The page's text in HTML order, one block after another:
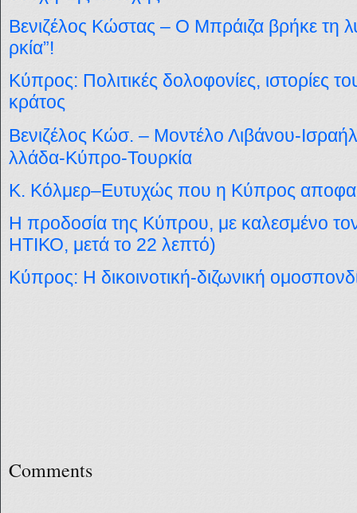
Βενιζέλος Κώστας – Ο Μπράιζα βρήκε τη
ρκία”!
Κύπρος: Πολιτικές δολοφονίες, ιστορίες
κράτος
Βενιζέλος Κώσ. – Μοντέλο Λιβάνου-
λλάδα-Κύπρο-Τουρκία
Κ. Κόλμερ–Ευτυχώς που η Κύπρος
Η προδοσία της Κύπρου, με καλεσμένο
ΗΤΙΚΟ, μετά το 22 λεπτό)
Κύπρος: Η δικοινοτική-διζωνική
Comments